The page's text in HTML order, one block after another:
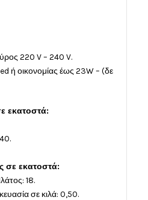
220 V – 240 V.
ή οικονομίας έως 23W – (δε
εκατοστά:
σε εκατοστά:
18.
σε κιλά: 0,50.